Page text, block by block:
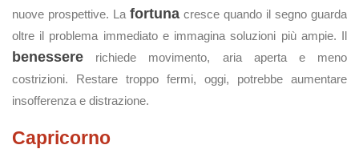
nuove prospettive. La fortuna cresce quando il segno guarda
oltre il problema immediato e immagina soluzioni più ampie. Il
benessere richiede movimento, aria aperta e meno
costrizioni. Restare troppo fermi, oggi, potrebbe aumentare
insofferenza e distrazione.
Capricorno